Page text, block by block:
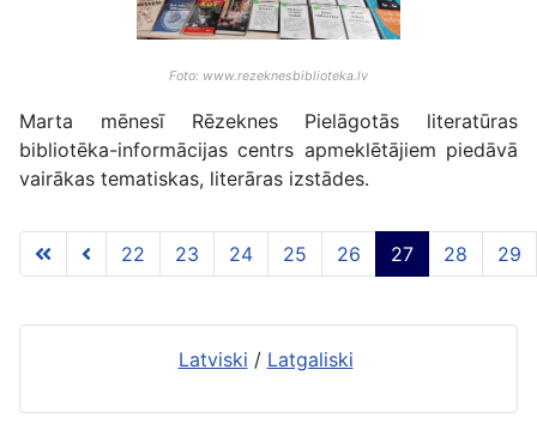
Foto: www.rezeknesbiblioteka.lv
Marta mēnesī Rēzeknes Pielāgotās literatūras
bibliotēka-informācijas centrs apmeklētājiem piedāvā
vairākas tematiskas, literāras izstādes.
27 lapa no 117
22 23 24 25 26 27 28 29
Latviski / Latgaliski